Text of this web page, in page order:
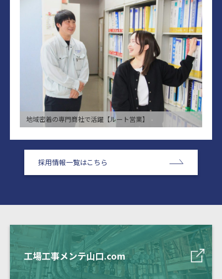
地域密着の専⾨商社で活躍【ルート営業】
採用情報一覧はこちら
工場工事メンテ山口.com